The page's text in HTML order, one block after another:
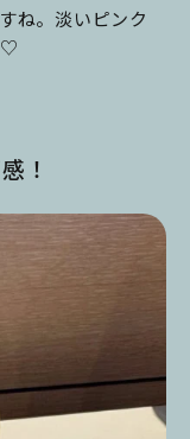
ね。淡いピンク
♡
！